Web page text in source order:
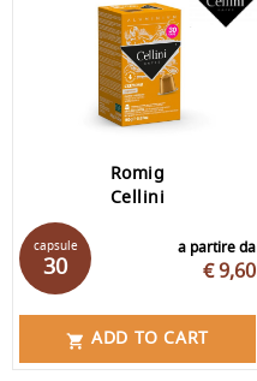
Romig
Cellini
a partire da
€ 9,60
capsule
30
 ADD TO CART